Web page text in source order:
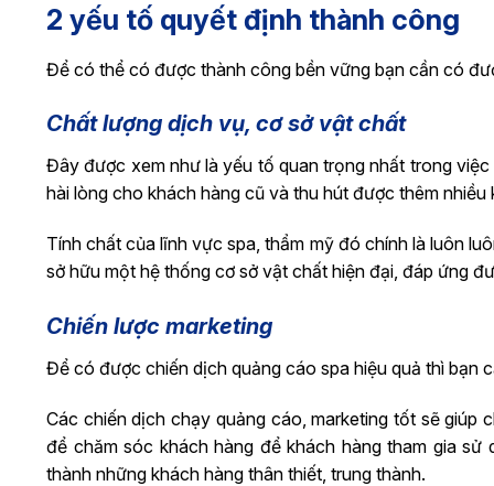
2 yếu tố quyết định thành công
Để có thể có được thành công bền vững bạn cần có
Chất lượng dịch vụ, cơ sở vật chất
Đây được xem như là yếu tố quan trọng nhất trong
hài lòng cho khách hàng cũ và thu hút được thêm nhiều
Tính chất của lĩnh vực spa, thẩm mỹ đó chính là luôn
sở hữu một hệ thống cơ sở vật chất hiện đại, đáp ứng
Chiến lược marketing
Để có được chiến dịch quảng cáo spa hiệu quả thì bạn
Các chiến dịch chạy quảng cáo, marketing tốt sẽ
để chăm sóc khách hàng để khách hàng tham gia sử
thành những khách hàng thân thiết, trung thành.